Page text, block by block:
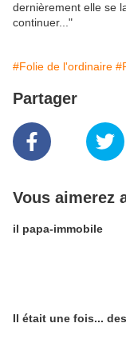
dernièrement elle se
continuer..."
#Folie de l'ordinaire
Partager
Vous aimerez
il papa-immobile
Il était une fois...